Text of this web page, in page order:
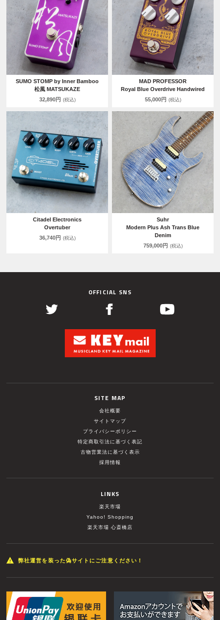
SUMO STOMP by Inner Bamboo
松風 MATSUKAZE
32,890円 (税込)
MAD PROFESSOR
Royal Blue Overdrive Handwired
55,000円 (税込)
Citadel Electronics
Overtuber
36,740円 (税込)
Suhr
Modern Plus Ash Trans Blue
Denim
759,000円 (税込)
OFFICIAL SNS
SITE MAP
会社概要
サイトマップ
プライバシーポリシー
特定商取引法に基づく表記
古物営業法に基づく表示
採用情報
LINKS
楽天市場
Yahoo! Shopping
楽天市場 心斎橋店
弊社運営を装った偽サイトにご注意ください！